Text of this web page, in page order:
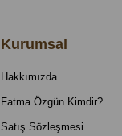
Kurumsal
Hakkımızda
Fatma Özgün Kimdir?
Satış Sözleşmesi